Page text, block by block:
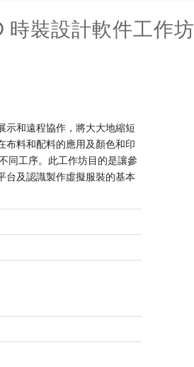
時裝設計軟件工作坊
示和遠程協作，將大大地縮短
布料和配料的應用及顏色和印
同工序。此工作坊目的是讓參
台及認識製作虛擬服裝的基本